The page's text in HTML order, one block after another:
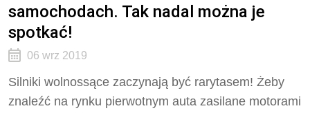
samochodach. Tak nadal można je
spotkać!
06 wrz 2019
Silniki wolnossące zaczynają być rarytasem! Żeby
znaleźć na rynku pierwotnym auta zasilane motorami